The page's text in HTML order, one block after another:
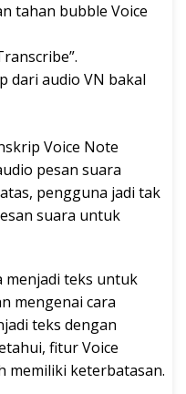
tahan bubble Voice
dari audio VN bakal
Voice Note
pesan suara
pengguna jadi tak
suara untuk
menjadi teks untuk
mengenai cara
teks dengan
fitur Voice
memiliki keterbatasan.